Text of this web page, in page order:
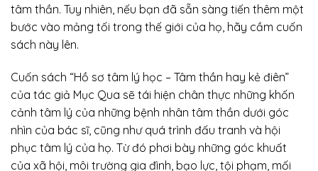
tâm thần. Tuy nhiên, nếu bạn đã sẵn sàng tiến thêm một
bước vào mảng tối trong thế giới của họ, hãy cầm cuốn
sách này lên.
Cuốn sách “Hồ sơ tâm lý học – Tâm thần hay kẻ điên”
của tác giả Mục Qua sẽ tái hiện chân thực những khốn
cảnh tâm lý của những bệnh nhân tâm thần dưới góc
nhìn của bác sĩ, cũng như quá trình đấu tranh và hội
phục tâm lý của họ. Từ đó phơi bày những góc khuất
của xã hội, môi trường gia đình, bạo lực, tội phạm, mối